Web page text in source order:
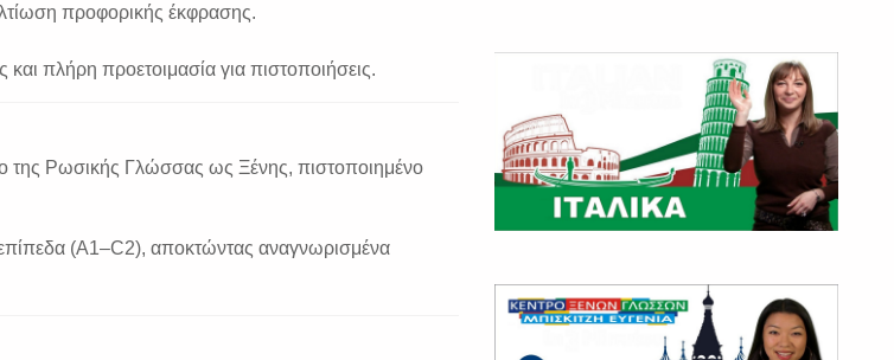
προφορικής έκφρασης.
πλήρη προετοιμασία για πιστοποιήσεις.
της Ρωσικής Γλώσσας ως Ξένης, πιστοποιημένο
(Α1–C2), αποκτώντας αναγνωρισμένα